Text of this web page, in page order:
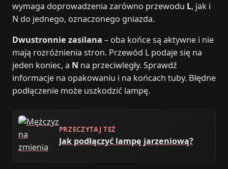
wymaga doprowadzenia zarówno przewodu L, jak i
N do jednego, oznaczonego gniazda.
Dwustronnie zasilana – oba końce są aktywne i nie
mają rozróżnienia stron. Przewód L podaje się na
jeden koniec, a N na przeciwległy. Sprawdź
informacje na opakowaniu i na końcach tuby. Błędne
podłączenie może uszkodzić lampę.
PRZECZYTAJ TEŻ
Jak podłączyć lampę jarzeniową?